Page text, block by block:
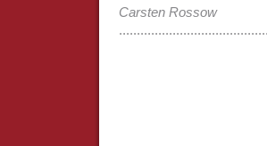
Carsten Rossow